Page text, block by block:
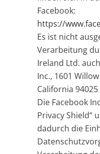
Facebook:
https://
Es ist nicht
Verarbeitung
Ireland Ltd.
Inc., 1601
California
Die Facebook
Privacy Shield“
dadurch die